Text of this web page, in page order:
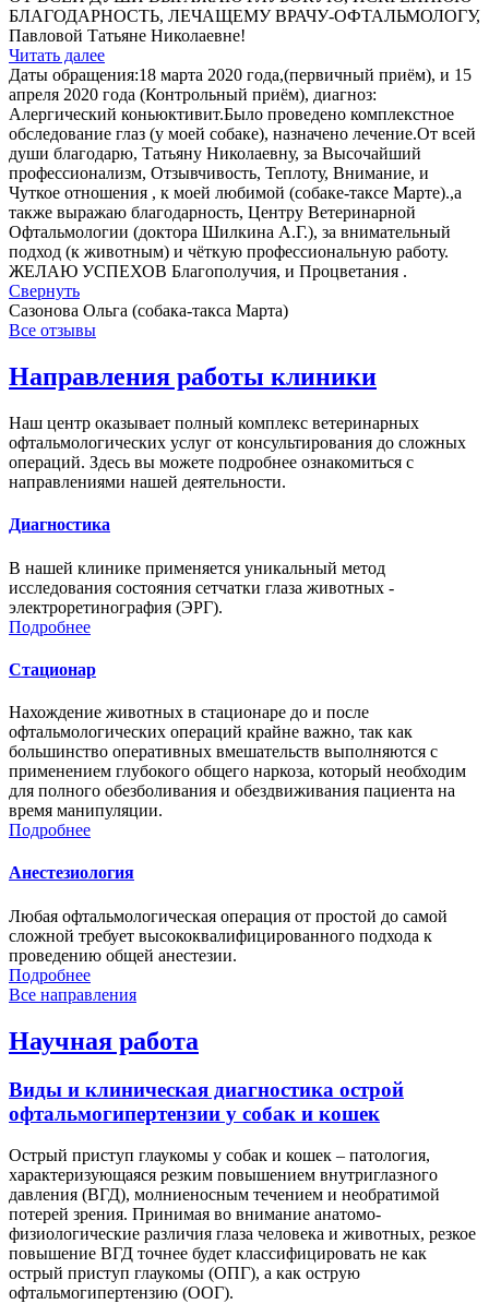
БЛАГОДАРНОСТЬ, ЛЕЧАЩЕМУ ВРАЧУ-ОФТАЛЬМОЛОГУ,
Павловой Татьяне Николаевне!
Читать далее
Даты обращения:18 марта 2020 года,(первичный приём), и 15
апреля 2020 года (Контрольный приём), диагноз:
Алергический коньюктивит.Было проведено комплекстное
обследование глаз (у моей собаке), назначено лечение.От всей
души благодарю, Татьяну Николаевну, за Высочайший
профессионализм, Отзывчивость, Теплоту, Внимание, и
Чуткое отношения , к моей любимой (собаке-таксе Марте).,а
также выражаю благодарность, Центру Ветеринарной
Офтальмологии (доктора Шилкина А.Г.), за внимательный
подход (к животным) и чёткую профессиональную работу.
ЖЕЛАЮ УСПЕХОВ Благополучия, и Процветания .
Свернуть
Сазонова Ольга (собака-такса Марта)
Все отзывы
Направления работы клиники
Наш центр оказывает полный комплекс ветеринарных
офтальмологических услуг от консультирования до сложных
операций. Здесь вы можете подробнее ознакомиться с
направлениями нашей деятельности.
Диагностика
В нашей клинике применяется уникальный метод
исследования состояния сетчатки глаза животных -
электроретинография (ЭРГ).
Подробнее
Стационар
Нахождение животных в стационаре до и после
офтальмологических операций крайне важно, так как
большинство оперативных вмешательств выполняются с
применением глубокого общего наркоза, который необходим
для полного обезболивания и обездвиживания пациента на
время манипуляции.
Подробнее
Анестезиология
Любая офтальмологическая операция от простой до самой
сложной требует высококвалифицированного подхода к
проведению общей анестезии.
Подробнее
Все направления
Научная работа
Виды и клиническая диагностика острой
офтальмогипертензии у собак и кошек
Острый приступ глаукомы у собак и кошек – патология,
характеризующаяся резким повышением внутриглазного
давления (ВГД), молниеносным течением и необратимой
потерей зрения. Принимая во внимание анатомо-
физиологические различия глаза человека и животных, резкое
повышение ВГД точнее будет классифицировать не как
острый приступ глаукомы (ОПГ), а как острую
офтальмогипертензию (ООГ).